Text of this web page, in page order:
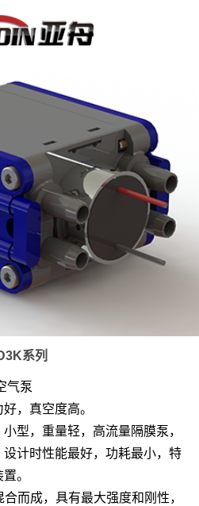
系列
气泵
，真空度高。
型，重量轻，高流量隔膜泵，
计时性能最好，功耗最小，特
。
而成，具有最大强度和刚性，